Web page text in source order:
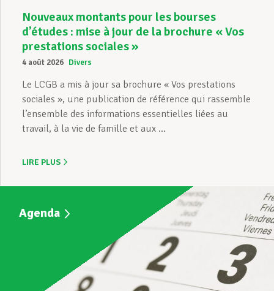
Nouveaux montants pour les bourses
d’études : mise à jour de la brochure « Vos
prestations sociales »
4 août 2026 Divers
Le LCGB a mis à jour sa brochure « Vos prestations
sociales », une publication de référence qui rassemble
l’ensemble des informations essentielles liées au
travail, à la vie de famille et aux ...
LIRE PLUS
Agenda